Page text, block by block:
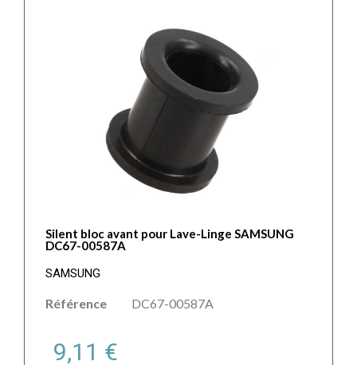
Silent bloc avant pour Lave-Linge SAMSUNG
DC67-00587A
SAMSUNG
Référence DC67-00587A
9,11 €